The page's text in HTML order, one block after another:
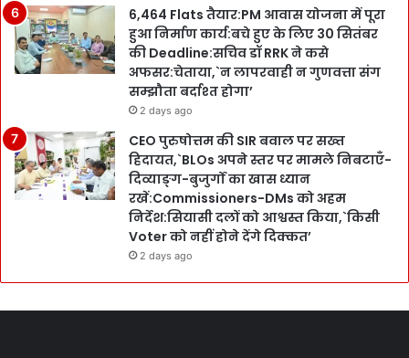
6,464 Flats तैयार:PM आवास योजना में पूरा
हुआ निर्माण कार्य:बचे हुए के लिए 30 सितंबर
की Deadline:सचिव डॉ RRK ने कसे
अफसर:चेताया,`न लापरवाही न गुणवत्ता संग
सम्झौता बर्दाश्त होगा’
2 days ago
CEO पुरुषोत्तम की SIR बवाल पर सख्त
हिदायत,`BLOs अपने स्तर पर मामले निबटाएँ-
दिव्याङ्ग-बुजुर्गों का खास ध्यान
रखें:Commissioners-DMs को अहम
निर्देश:सियासी दलों को आश्वस्त किया,`किसी
Voter को नहीं होने देंगे दिक्कत’
2 days ago